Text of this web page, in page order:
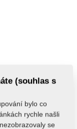
(souhlas s
bylo co
rychle našli
se